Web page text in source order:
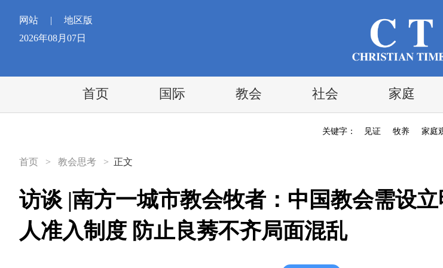
网站 |
地区版
2026年08月07日
首页 国际 教会 社会 家庭
关键字： 见证 牧养 家庭
首页 > 教会思考 > 正文
访谈 |南方一城市教会牧者：中国教会需设
人准入制度 防止良莠不齐局面混乱